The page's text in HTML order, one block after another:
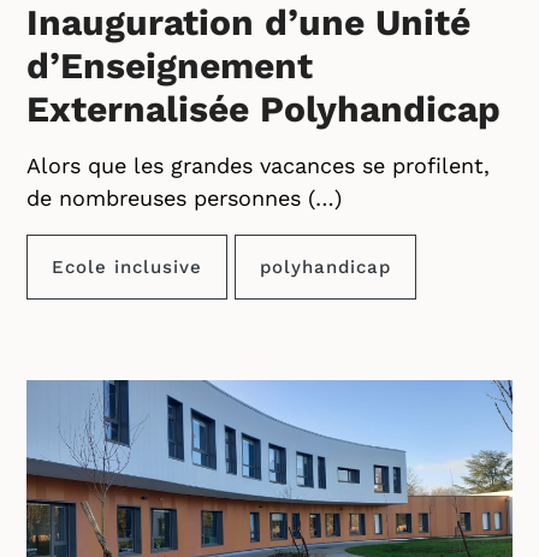
Inauguration d’une Unité
d’Enseignement
Externalisée Polyhandicap
Alors que les grandes vacances se profilent,
de nombreuses personnes (…)
Ecole inclusive polyhandicap